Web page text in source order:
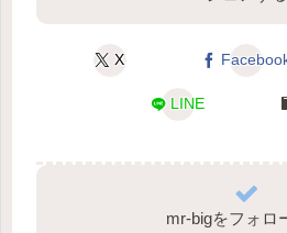
X
LINE
mr-bigをフォロ